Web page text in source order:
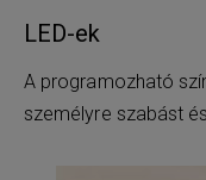
LED-ek
A programozható
személyre szabást